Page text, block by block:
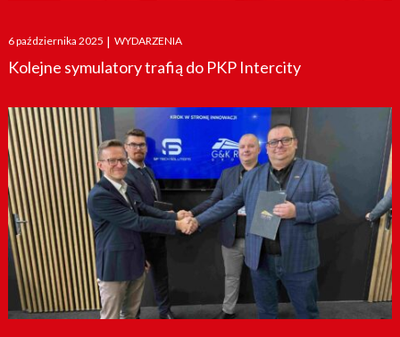
Posted
on
6 października 2025 | WYDARZENIA
Kolejne symulatory trafią do PKP Intercity